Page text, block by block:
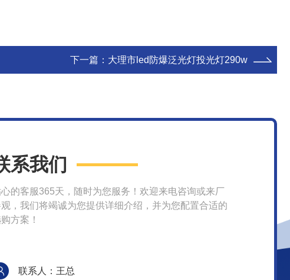
下一篇： 大理市led防爆泛光灯投光灯290w
系我们
心的客服365天，随时为您服务！欢迎来电咨询或来厂
，我们将竭诚为您提供详细介绍，并为您配置合适的
方案！
联系人：王总